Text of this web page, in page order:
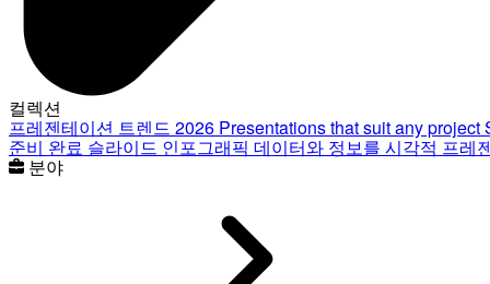
컬렉션
프레젠테이션 트렌드 2026 Presentations that suit any project
준비 완료 슬라이드 인포그래픽 데이터와 정보를 시각적 프레
분야